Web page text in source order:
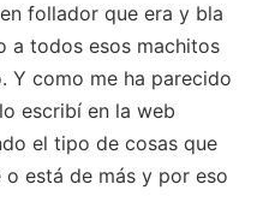
follador que era y bla
a todos esos machitos
Y como me ha parecido
escribí en la web
el tipo de cosas que
está de más y por eso